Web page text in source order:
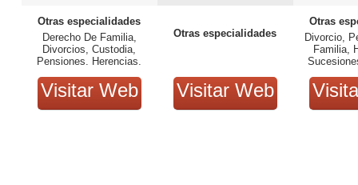
Otras especialidades
Derecho De Familia,
Divorcios, Custodia,
Pensiones, Herencias,
Contratos Civiles Y
Mediación De Conflictos
Visitar Web
Otras especialidades
Visitar Web
Otras
Divorcio,
Familia,